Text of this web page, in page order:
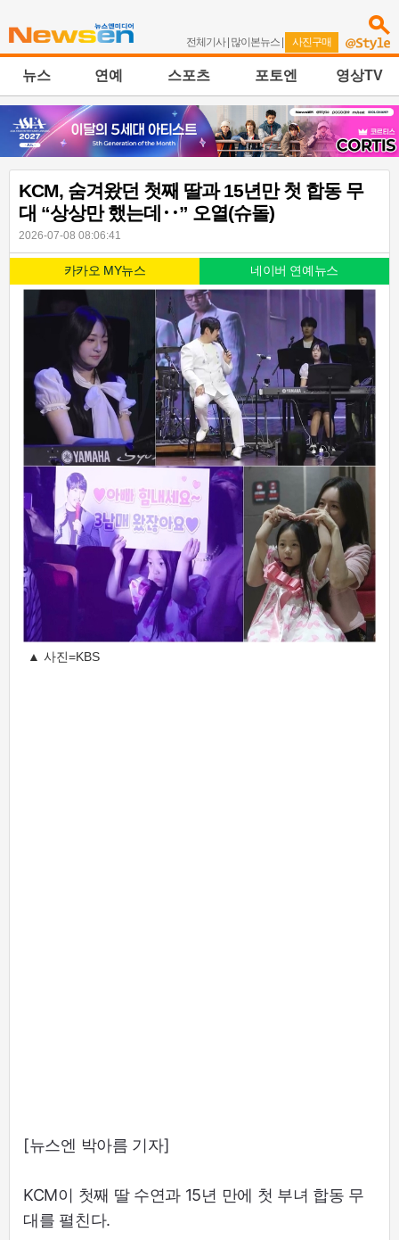
전체기사| 많이본뉴스 | 사진구매
뉴스 연예 스포츠 포토엔 영상TV
KCM, 숨겨왔던 첫째 딸과 15년만 첫 합동 무
대 “상상만 했는데‥” 오열(슈돌)
2026-07-08 08:06:41
카카오 MY뉴스 네이버 연예뉴스
▲ 사진=KBS
[뉴스엔 박아름 기자]
KCM이 첫째 딸 수연과 15년 만에 첫 부녀 합동 무
대를 펼친다.